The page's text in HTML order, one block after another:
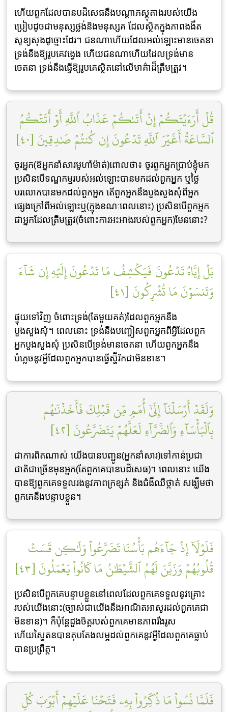
ហើយពួកដែលបានបដិសេធនឹងបណ្តាភស្តុតាងរបស់យើង
ប្រៀបដូចជាមនុស្សថ្លង់និងមនុស្សគ ដែលស្ថិតក្នុងភាពងងឹត
សូន្យសុងដូច្នោះដែរ។ ជនណាហើយដែលអល់ឡោះមានចេតនា
ទ្រង់នឹងឱ្យរូបគេវងេ្វង ហើយជនណាហើយដែលទ្រង់មាន
ចេតនា ទ្រង់នឹងធ្វើឱ្យរូបគេស្ថិតនៅលើមាគ៌ាដ៏ត្រឹមត្រូវ។
قُلۡ أَرَءَيۡتَكُمۡ إِنۡ أَتَىٰكُمۡ عَذَابُ ٱللَّهِ أَوۡ أَتَتۡكُمُ
ٱلسَّاعَةُ أَغَيۡرَ ٱللَّهِ تَدۡعُونَ إِن كُنتُمۡ صَٰدِقِينَ [٤٠]
ចូរអ្នក(ឱអ្នកនាំសារមូហាំម៉ាត់)ពោលថា៖ ចូរពួកអ្នកប្រាប់ខ្ញុំមក
ប្រសិនបើទណ្ឌកម្មរបស់អល់ឡោះបានមកដល់ពួកអ្នក ឬថ្ងៃ
បរលោកបានមកដល់ពួកអ្នក តើពួកអ្នកនឹងបួងសួងសុំពីអ្នក
ផ្សេងក្រៅពីអល់ឡោះឬ(ក្នុងខណៈពេលនោះ) ប្រសិនបើពួកអ្នក
ជាអ្នកដែលត្រឹមត្រូវ(ចំពោះការអះអាងរបស់ពួកអ្នក)មែននោះ?
بَلۡ إِيَّاهُ تَدۡعُونَ فَيَكۡشِفُ مَا تَدۡعُونَ إِلَيۡهِ إِن شَآءَ
وَتَنسَوۡنَ مَا تُشۡرِكُونَ [٤١]
ផ្ទុយទៅវិញ ចំពោះទ្រង់(តែមួយគត់)ដែលពួកអ្នកនឹង
បួងសួងសុំ។ ពេលនោះ ទ្រង់នឹងបញ្ចៀសពួកអ្នកពីអ្វីដែលពួក
អ្នកបួងសួងសុំ ប្រសិនបើទ្រង់មានចេតនា ហើយពួកអ្នកនឹង
បំភ្លេចនូវអ្វីដែលពួកអ្នកបានធ្វើស្ហ៊ីរិកជាមិនខាន។
وَلَقَدۡ أَرۡسَلۡنَآ إِلَىٰٓ أُمَمٖ مِّن قَبۡلِكَ فَأَخَذۡنَٰهُم
بِٱلۡبَأۡسَآءِ وَٱلضَّرَّآءِ لَعَلَّهُمۡ يَتَضَرَّعُونَ [٤٢]
ជាការពិតណាស់ យើងបានបញ្ជូន(អ្នកនាំសារ)ទៅកាន់ប្រជា
ជាតិជាច្រើនមុនអ្នក(តែពួកគេបានបដិសេធ)។ ពេលនោះ យើង
បានឱ្យពួកគេទទួលរងនូវភាពក្រខ្សត់ និងជំងឺឈឺថ្កាត់ សង្ឃឹមថា
ពួកគេនឹងបន្ទាបខ្លួន។
فَلَوۡلَآ إِذۡ جَآءَهُم بَأۡسُنَا تَضَرَّعُواْ وَلَٰكِن قَسَتۡ
قُلُوبُهُمۡ وَزَيَّنَ لَهُمُ ٱلشَّيۡطَٰنُ مَا كَانُواْ يَعۡمَلُونَ [٤٣]
ប្រសិនបើពួកគេបន្ទាបខ្លួននៅពេលដែលពួកគេទទួលនូវគ្រោះ
របស់យើងនោះ(ច្បាស់ជាយើងនឹងអាណិតអាសូរដល់ពួកគេជា
មិនខាន)។ ក៏ប៉ុន្តែដួងចិត្តរបស់ពួកគេមានភាពរឹងរូស
ហើយស្ហៃតនបានតុបតែងលម្អដល់ពួកគេនូវអ្វីដែលពួកគេធ្លាប់
បានប្រព្រឹត្ត។
فَلَمَّا نَسُواْ مَا ذُكِّرُواْ بِهِۦ فَتَحۡنَا عَلَيۡهِمۡ أَبۡوَٰبَ كُلِّ